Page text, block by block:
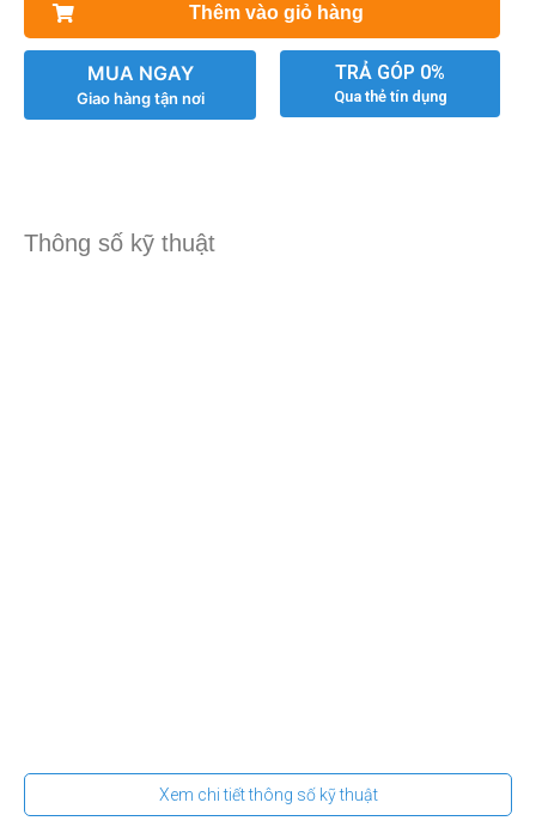
Thêm vào giỏ hàng
MUA NGAY
Giao hàng tận nơi
TRẢ GÓP 0%
Qua thẻ tín dụng
Thông số kỹ thuật
Xem chi tiết thông số kỹ thuật